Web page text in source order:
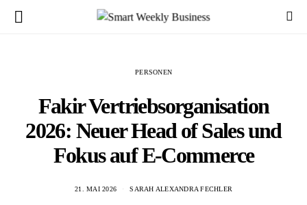
PERSONEN
Fakir Vertriebsorganisation
2026: Neuer Head of Sales und
Fokus auf E-Commerce
21. MAI 2026 SARAH ALEXANDRA FECHLER